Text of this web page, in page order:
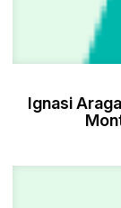
Ignasi